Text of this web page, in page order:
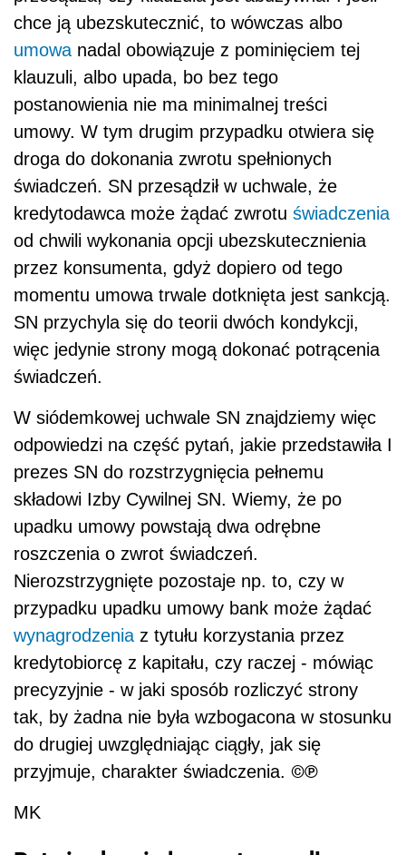
chce ją ubezskutecznić, to wówczas albo
umowanadal obowiązuje z pominięciem tej
klauzuli, albo upada, bo bez tego
postanowienia nie ma minimalnej treści
umowy. W tym drugim przypadku otwiera się
droga do dokonania zwrotu spełnionych
świadczeń. SN przesądził w uchwale, że
kredytodawca może żądać zwrotu świadczenia
od chwili wykonania opcji ubezskutecznienia
przez konsumenta, gdyż dopiero od tego
momentu umowa trwale dotknięta jest sankcją.
SN przychyla się do teorii dwóch kondykcji,
więc jedynie strony mogą dokonać potrącenia
świadczeń.
W siódemkowej uchwale SN znajdziemy więc
odpowiedzi na część pytań, jakie przedstawiła I
prezes SN do rozstrzygnięcia pełnemu
składowi Izby Cywilnej SN. Wiemy, że po
upadku umowy powstają dwa odrębne
roszczenia o zwrot świadczeń.
Nierozstrzygnięte pozostaje np. to, czy w
przypadku upadku umowy bank może żądać
wynagrodzeniaz tytułu korzystania przez
kredytobiorcę z kapitału, czy raczej - mówiąc
precyzyjnie - w jaki sposób rozliczyć strony
tak, by żadna nie była wzbogacona w stosunku
do drugiej uwzględniając ciągły, jak się
przyjmuje, charakter świadczenia. ©℗
MK